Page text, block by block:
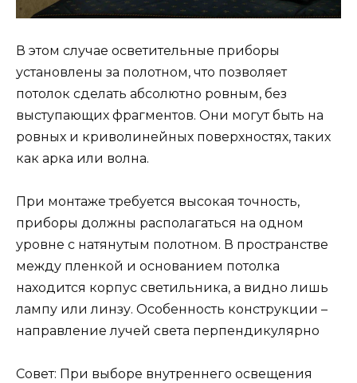
В этом случае осветительные приборы
установлены за полотном, что позволяет
потолок сделать абсолютно ровным, без
выступающих фрагментов. Они могут быть на
ровных и криволинейных поверхностях, таких
как арка или волна.
При монтаже требуется высокая точность,
приборы должны располагаться на одном
уровне с натянутым полотном. В пространстве
между пленкой и основанием потолка
находится корпус светильника, а видно лишь
лампу или линзу. Особенность конструкции –
направление лучей света перпендикулярно
Совет: При выборе внутреннего освещения